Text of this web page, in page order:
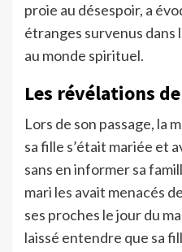
proie au désespoir, a
étranges survenus dans
au monde spirituel.
Les révélations
Lors de son passage, la
sa fille s’était mariée et
sans en informer sa
mari les avait menacés
ses proches le jour du
laissé entendre que sa